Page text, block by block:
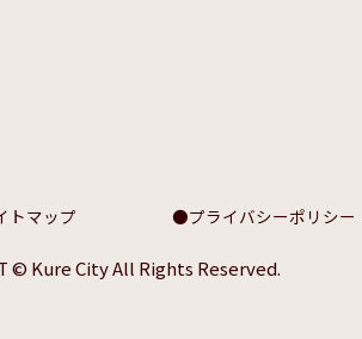
トマップ プライバシーポリシー
© Kure City All Rights Reserved.